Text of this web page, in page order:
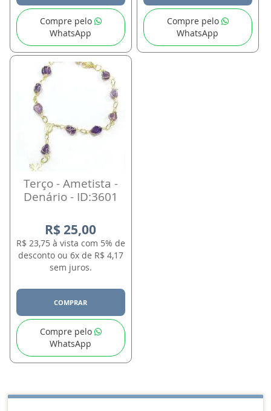
Compre pelo
WhatsApp
Compre pelo
WhatsApp
Terço - Ametista -
Denário - ID:3601
R$ 25,00
R$ 23,75 à vista com 5% de
desconto ou 6x de R$ 4,17
sem juros.
COMPRAR
Compre pelo
WhatsApp